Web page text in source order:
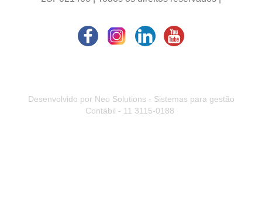
Desenvolvido por Neo Solutions - Sistemas para gestão
Contábil - 11 3115-0188